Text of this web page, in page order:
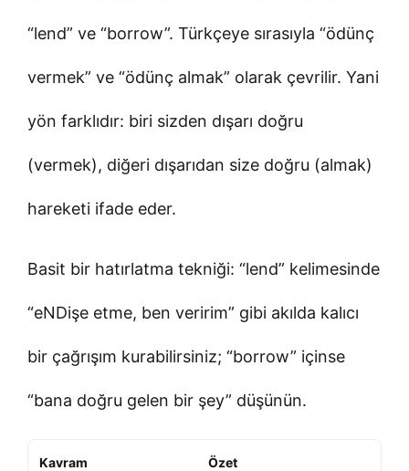
“lend” ve “borrow”. Türkçeye sırasıyla “ödünç
vermek” ve “ödünç almak” olarak çevrilir. Yani
yön farklıdır: biri sizden dışarı doğru
(vermek), diğeri dışarıdan size doğru (almak)
hareketi ifade eder.
Basit bir hatırlatma tekniği: “lend” kelimesinde
“eNDişe etme, ben veririm” gibi akılda kalıcı
bir çağrışım kurabilirsiniz; “borrow” içinse
“bana doğru gelen bir şey” düşünün.
Kavram
Özet